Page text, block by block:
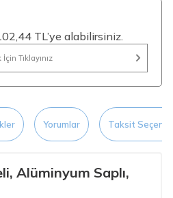
TL’ye alabilirsiniz.
Tıklayınız
Yorumlar Taksit
Alüminyum Saplı,